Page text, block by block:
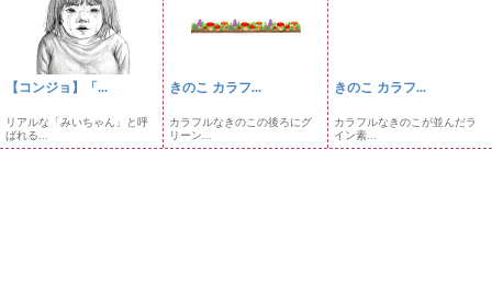
【コンジョ】「...
リアルな「みいちゃん」と呼
ばれる...
きのこ カラフ...
カラフルなきのこの後ろにグ
リーン...
きのこ カラフ...
カラフルなきのこが並んだラ
イン素...